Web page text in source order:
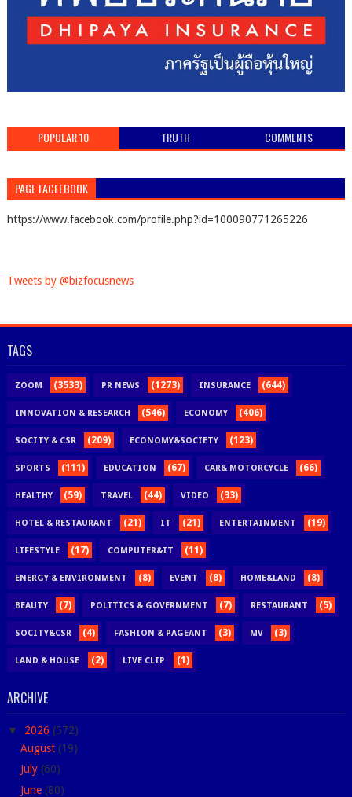
POPULAR 10 TRUTH COMMENTS
PAGE FACEEBOOK
https://www.facebook.com/profile.php?id=100090771265226
Tweets by @bizfocusnews
TAGS
ZOOM (3533) PR NEWS (1273) INSURANCE (644)
INNOVATION & RESEARCH (546) ECONOMY (406)
SOCITY & CSR (209) ECONOMY&SOCIETY (123)
SPORTS (111) EDUCATION (67) CAR& MOTORCYCLE (66)
HEALTHY (59) TRAVEL (44) VIDEO (33)
HOTEL & RESTAURANT (21) IT (21) ENTERTAINMENT (19)
LIFESTYLE (17) COMPUTER&IT (11)
ENERGY & ENVIRONMENT (8) EVENT (8) HOME&LAND (8)
BEAUTY (7) POLITICS & GOVERNMENT (7) RESTAURANT (5)
SOCITY&CSR (4) FASHION & PAGEANT (3) MV (3)
LAND & HOUSE (2) LIVE CLIP (1)
ARCHIVE
▼ 2026 (572)
August (19)
July (60)
June (80)